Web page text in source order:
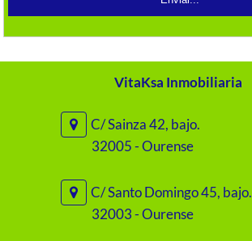
VitaKsa Inmobiliaria
C/ Sainza 42, bajo.
32005 - Ourense
C/ Santo Domingo 45, bajo.
32003 - Ourense